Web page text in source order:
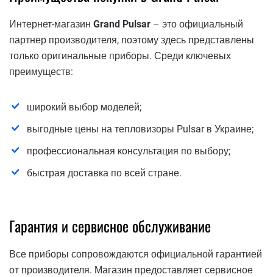
Интернет-магазин Grand Pulsar – это официальный
партнер производителя, поэтому здесь представлены
только оригинальные приборы. Среди ключевых
преимуществ:
широкий выбор моделей;
выгодные цены на тепловизоры Pulsar в Украине;
профессиональная консультация по выбору;
быстрая доставка по всей стране.
Гарантия и сервисное обслуживание
Все приборы сопровождаются официальной гарантией
от производителя. Магазин предоставляет сервисное